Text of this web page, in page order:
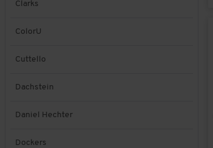
Clarks
ColorU
Cuttello
Dachstein
Daniel Hechter
Dockers